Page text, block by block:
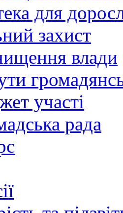
для
захист
влади
участі
рада